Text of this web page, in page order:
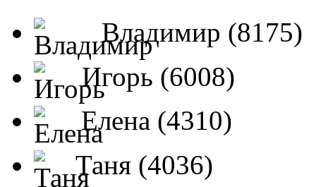
Владимир (8175)
Игорь (6008)
Елена (4310)
Таня (4036)